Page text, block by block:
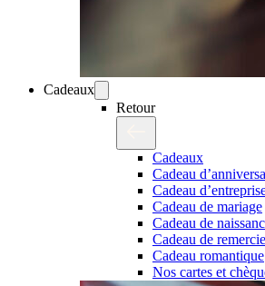
Cadeaux
Retour
Cadeaux
Cadeau
Cadeau
Cadeau de mariage
Cadeau de
Cadeau de
Cadeau romantique
Nos cartes et